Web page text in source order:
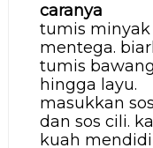
caranya
tumis minyak
mentega.
tumis
hingga layu.
masukkan
dan sos cili.
kuah